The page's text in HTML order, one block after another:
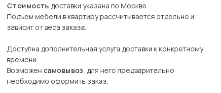
Стоимость доставки указана по Москве.
Подъем мебели в квартиру рассчитывается отдельно и
зависит от веса заказа.
Доступна дополнительная услуга доставки к конкретному
времени.
Возможен самовывоз , для него предварительно
необходимо оформить заказ.